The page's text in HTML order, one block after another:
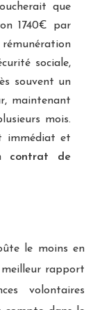
que
1740€ par
sociale,
souvent un
maintenant
mois.
immédiat et
contrat de
le moins en
rapport
volontaires